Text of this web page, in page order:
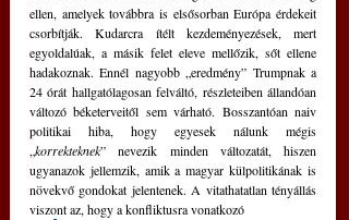
ellen, amelyek továbbra is elsősorban Európa érdekeit
csorbítják. Kudarcra ítélt kezdeményezések, mert
egyoldalúak, a másik felet eleve mellőzik, sőt ellene
hadakoznak. Ennél nagyobb „eredmény” Trumpnak a
24 órát hallgatólagosan felváltó, részleteiben állandóan
változó béketerveitől sem várható. Bosszantóan naiv
politikai hiba, hogy egyesek nálunk mégis
„korrekteknek” nevezik minden változatát, hiszen
ugyanazok jellemzik, amik a magyar külpolitikának is
növekvő gondokat jelentenek. A vitathatatlan tényállás
viszont az, hogy a konfliktusra vonatkozó